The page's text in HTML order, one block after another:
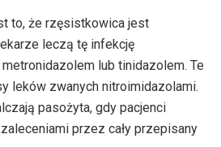
to, że rzęsistkowica jest
leczą tę infekcję
lub tinidazolem. Te
leków zwanych nitroimidazolami.
pasożyta, gdy pacjenci
przez cały przepisany